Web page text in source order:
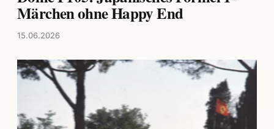
Märchen ohne Happy End
15.06.2026